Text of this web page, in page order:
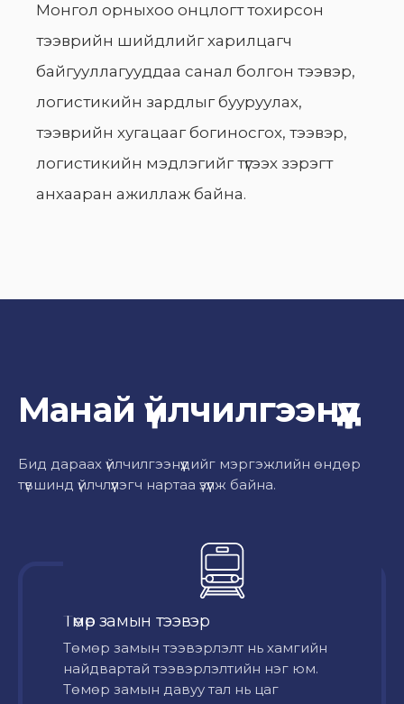
Монгол орныхоо онцлогт тохирсон
тээврийн шийдлийг харилцагч
байгууллагууддаа санал болгон тээвэр,
логистикийн зардлыг бууруулах,
тээврийн хугацааг богиносгох, тээвэр,
логистикийн мэдлэгийг түгээх зэрэгт
анхааран ажиллаж байна.
Манай үйлчилгээнүүд
Бид дараах үйлчилгээнүүдийг мэргэжлийн өндөр
түвшинд үйлчлүүлэгч нартаа үзүүлж байна.
Төмөр замын тээвэр
Төмөр замын тээвэрлэлт нь хамгийн
найдвартай тээвэрлэлтийн нэг юм.
Төмөр замын давуу тал нь цаг